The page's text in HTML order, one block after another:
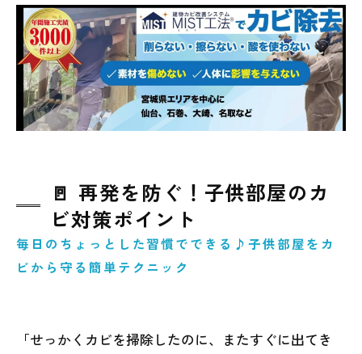
🚪 再発を防ぐ！子供部屋のカ
ビ対策ポイント
毎日のちょっとした習慣でできる♪子供部屋をカ
ビから守る簡単テクニック
「せっかくカビを掃除したのに、またすぐに出てき